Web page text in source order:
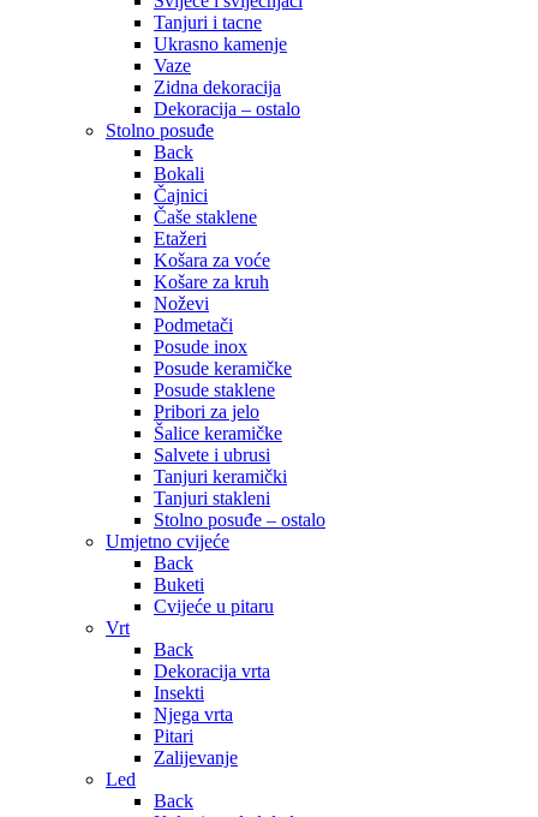
Tanjuri i tacne
Ukrasno kamenje
Vaze
Zidna dekoracija
Dekoracija – ostalo
Stolno posuđe
Back
Bokali
Čajnici
Čaše staklene
Etažeri
Košara za voće
Košare za kruh
Noževi
Podmetači
Posude inox
Posude keramičke
Posude staklene
Pribori za jelo
Šalice keramičke
Salvete i ubrusi
Tanjuri keramički
Tanjuri stakleni
Stolno posuđe – ostalo
Umjetno cvijeće
Back
Buketi
Cvijeće u pitaru
Vrt
Back
Dekoracija vrta
Insekti
Njega vrta
Pitari
Zalijevanje
Led
Back